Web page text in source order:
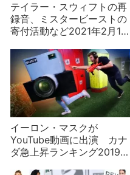
テイラー・スウィフトの再
録音、ミスタービーストの
寄付活動など2021年2月14
イーロン・マスクが
YouTube動画に出演 カナ
ダ急上昇ランキング2019年